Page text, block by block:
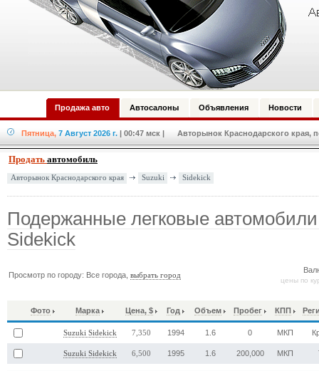
Продажа авто Автосалоны Объявления Новости
Пятница, 7 Август 2026 г. | 00:47 мск | Авторынок Краснодарского края,
Продать автомобиль
Авторынок Краснодарского края Suzuki Sidekick
Подержанные легковые
Sidekick
Просмотр по городу: Все города,выбрать город
цены по
Фото Марка Цена, $ Год Объем Пробег КПП
Suzuki Sidekick 7,350 1994 1.6 0 МКП
Suzuki Sidekick 6,500 1995 1.6 200,000 МКП